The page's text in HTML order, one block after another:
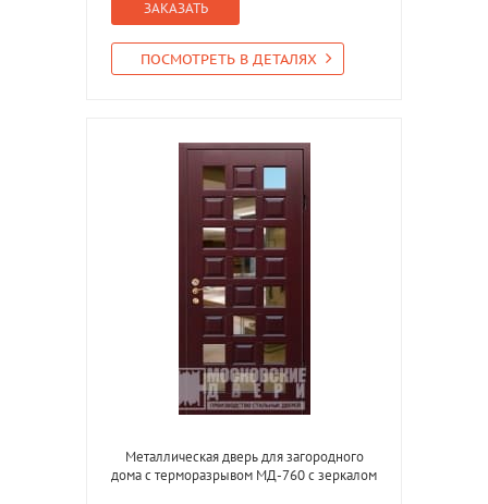
ЗАКАЗАТЬ
ПОСМОТРЕТЬ В ДЕТАЛЯХ
Металлическая дверь для загородного
дома с терморазрывом МД-760 с зеркалом